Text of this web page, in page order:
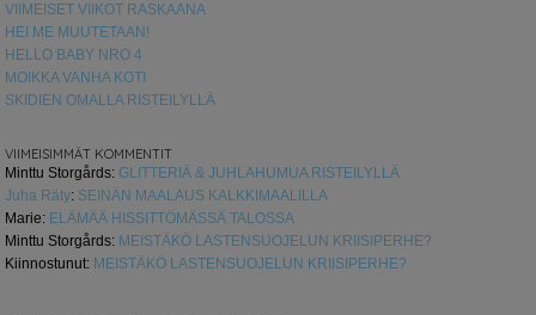
VIIMEISET VIIKOT RASKAANA
HEI ME MUUTETAAN!
HELLO BABY NRO 4
MOIKKA VANHA KOTI
SKIDIEN OMALLA RISTEILYLLÄ
VIIMEISIMMÄT KOMMENTIT
Minttu Storgårds: GLITTERIÄ & JUHLAHUMUA RISTEILYLLÄ
Juha Räty: SEINÄN MAALAUS KALKKIMAALILLA
Marie: ELÄMÄÄ HISSITTÖMÄSSÄ TALOSSA
Minttu Storgårds: MEISTÄKÖ LASTENSUOJELUN KRIISIPERHE?
Kiinnostunut: MEISTÄKÖ LASTENSUOJELUN KRIISIPERHE?